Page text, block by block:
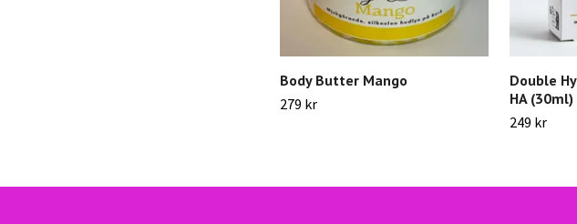
Body Butter Mango
279 kr
Double
HA (30ml)
249 kr